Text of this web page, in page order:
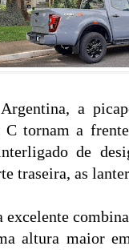
a
C tornam a
de
traseira, as
excelente
altura maior